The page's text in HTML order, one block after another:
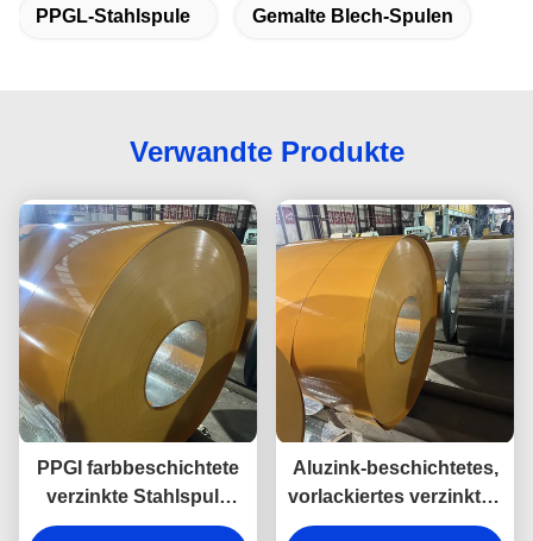
PPGL-Stahlspule Gemalte Blech-Spulen
Verwandte Produkte
PPGI farbbeschichtete
verzinkte Stahlspule
DX51D+Z vorlackiertes
Aluzink-beschichtetes,
vorlackiertes verzinktes
Eisenblech, 50+ Farben,